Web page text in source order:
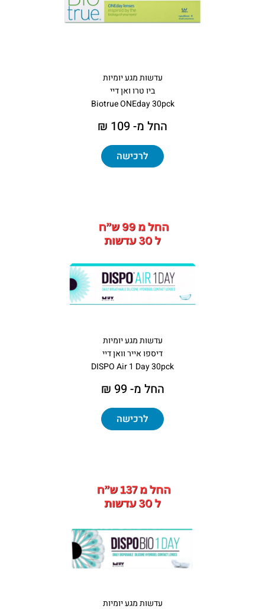
עדשות מגע יומיות
ביו טרו ואן דיי
Biotrue ONEday 30pck
החל מ- 109 ₪
לרכישה
עדשות מגע יומיות
דיספו אייר וואן דיי
DISPO Air 1 Day 30pck
החל מ- 99 ₪
לרכישה
עדשות מגע יומיות